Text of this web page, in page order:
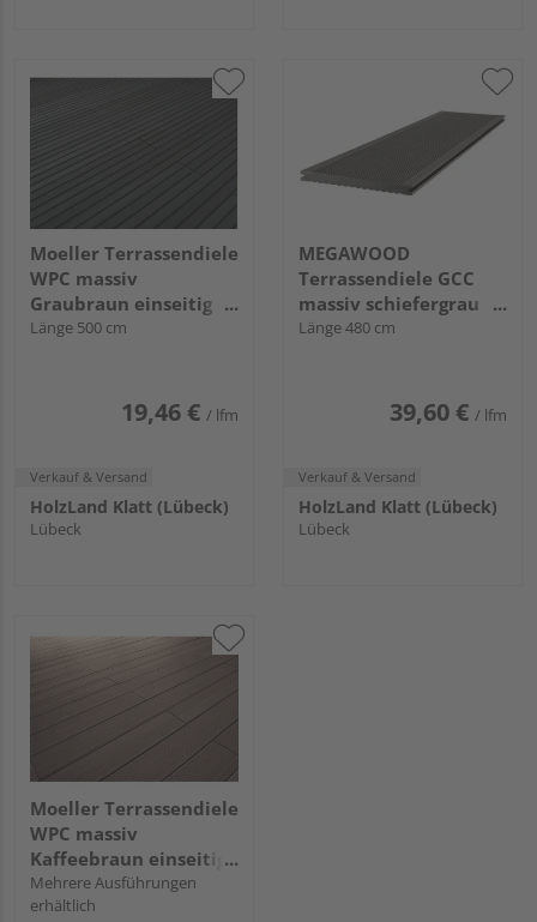
Moeller Terrassendiele
WPC massiv
Graubraun einseitig
genutet Terrafina
Länge 500 cm
19,46 € / lfm
Verkauf & Versand
HolzLand Klatt (Lübeck)
Lübeck
MEGAWOOD
Terrassendiele GCC
massiv schiefergrau
einseitig genutet,
CLASSIC - 21 x 242 mm
Länge 480 cm
39,60 € / lfm
Verkauf & Versand
HolzLand Klatt (Lübeck)
Lübeck
Moeller Terrassendiele
WPC massiv
Kaffeebraun einseitig
geriffelt Terrafina
massiv XL - 21 x 196
Mehrere Ausführungen
erhältlich